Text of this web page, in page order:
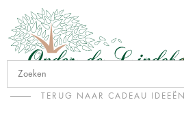
TERUG NAAR CADEAU IDEEËN